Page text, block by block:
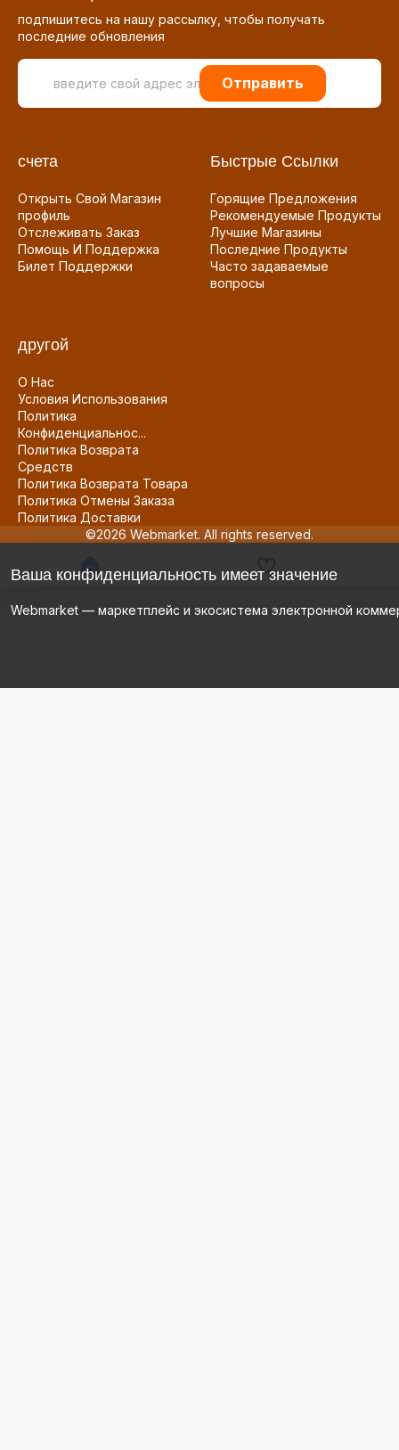
подпишитесь на нашу рассылку, чтобы получать
последние обновления
Отправить
счета
Открыть Свой Магазин
профиль
Отслеживать Заказ
Помощь И Поддержка
Билет Поддержки
Быстрые Ссылки
Горящие Предложения
Рекомендуемые Продукты
Лучшие Магазины
Последние Продукты
Часто задаваемые
вопросы
другой
О Нас
Условия Использования
Политика
Конфиденциальнос...
Политика Возврата
Средств
Политика Возврата Товара
Политика Отмены Заказа
Политика Доставки
©2026 Webmarket. All rights reserved.
Ваша конфиденциальность имеет значение
Webmarket — маркетплейс и экосистема электронной